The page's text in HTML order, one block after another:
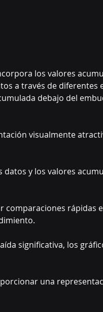
los valores
a través de diferentes
debajo del
visualmente
y los valores
comparaciones rápidas
significativa, los
una